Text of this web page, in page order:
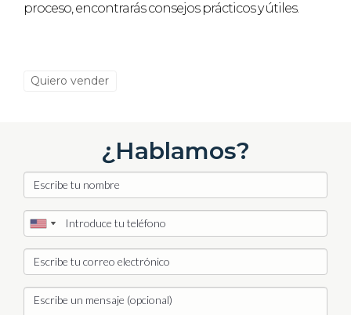
proceso, encontrarás consejos prácticos y útiles.
Quiero vender
¿Hablamos?